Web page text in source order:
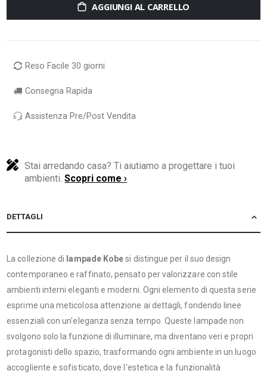
AGGIUNGI AL CARRELLO
Reso Facile 30 giorni
Consegna Rapida
Assistenza Pre/Post Vendita
Stai arredando casa? Ti aiutiamo a progettare i tuoi
ambienti.Scopri come ›
DETTAGLI
La collezione di lampade Kobesi distingue per il suo design
contemporaneo e raffinato, pensato per valorizzare con stile
ambienti interni eleganti e moderni. Ogni elemento di questa serie
esprime una meticolosa attenzione ai dettagli, fondendo linee
essenziali con un'eleganza senza tempo. Queste lampade non
svolgono solo la funzione di illuminare, ma diventano veri e propri
protagonisti dello spazio, trasformando ogni ambiente in un luogo
accogliente e sofisticato, dove l'estetica e la funzionalità